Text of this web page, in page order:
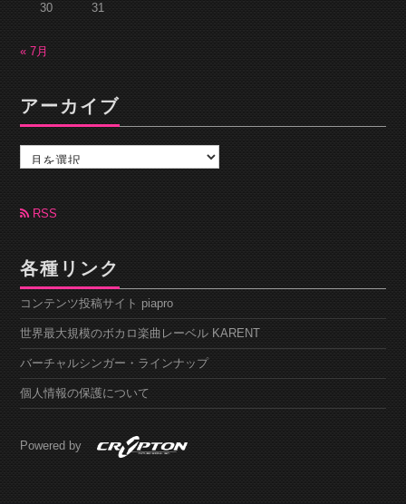
30 31
« 7月
アーカイブ
カ
ブ RSS
各種リンク
コンテンツ投稿サイト piapro
世界最大規模のボカロ楽曲レーベル KARENT
バーチャルシンガー・ラインナップ
個人情報の保護について
Powered by